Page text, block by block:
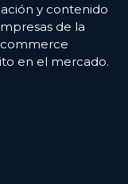
y contenido
de la
en el mercado.